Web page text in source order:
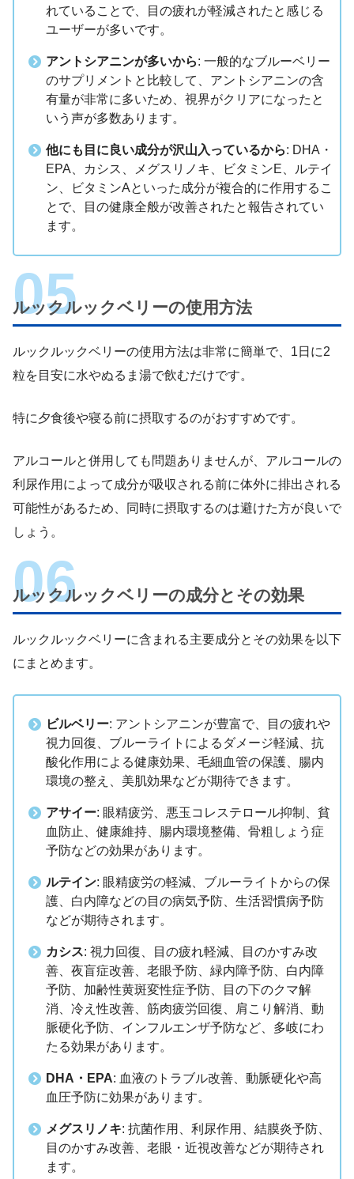
れていることで、目の疲れが軽減されたと感じる
ユーザーが多いです。
アントシアニンが多いから: 一般的なブルーベリー
のサプリメントと比較して、アントシアニンの含
有量が非常に多いため、視界がクリアになったと
いう声が多数あります。
他にも目に良い成分が沢山入っているから: DHA・
EPA、カシス、メグスリノキ、ビタミンE、ルテイ
ン、ビタミンAといった成分が複合的に作用するこ
とで、目の健康全般が改善されたと報告されてい
ます。
ルックルックベリーの使用方法
ルックルックベリーの使用方法は非常に簡単で、1日に2
粒を目安に水やぬるま湯で飲むだけです。
特に夕食後や寝る前に摂取するのがおすすめです。
アルコールと併用しても問題ありませんが、アルコールの
利尿作用によって成分が吸収される前に体外に排出される
可能性があるため、同時に摂取するのは避けた方が良いで
しょう。
ルックルックベリーの成分とその効果
ルックルックベリーに含まれる主要成分とその効果を以下
にまとめます。
ビルベリー: アントシアニンが豊富で、目の疲れや
視力回復、ブルーライトによるダメージ軽減、抗
酸化作用による健康効果、毛細血管の保護、腸内
環境の整え、美肌効果などが期待できます。
アサイー: 眼精疲労、悪玉コレステロール抑制、貧
血防止、健康維持、腸内環境整備、骨粗しょう症
予防などの効果があります。
ルテイン: 眼精疲労の軽減、ブルーライトからの保
護、白内障などの目の病気予防、生活習慣病予防
などが期待されます。
カシス: 視力回復、目の疲れ軽減、目のかすみ改
善、夜盲症改善、老眼予防、緑内障予防、白内障
予防、加齢性黄斑変性症予防、目の下のクマ解
消、冷え性改善、筋肉疲労回復、肩こり解消、動
脈硬化予防、インフルエンザ予防など、多岐にわ
たる効果があります。
DHA・EPA: 血液のトラブル改善、動脈硬化や高
血圧予防に効果があります。
メグスリノキ: 抗菌作用、利尿作用、結膜炎予防、
目のかすみ改善、老眼・近視改善などが期待され
ます。